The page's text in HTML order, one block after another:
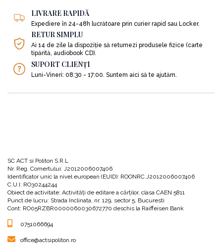
LIVRARE RAPIDĂ
Expediere în 24-48h lucrătoare prin curier rapid sau Locker.
RETUR SIMPLU
Ai 14 de zile la dispoziție să returnezi produsele fizice (carte
tipărită, audiobook CD).
SUPORT CLIENȚI
Luni-Vineri: 08:30 - 17:00. Suntem aici să te ajutăm.
SC ACT si Politon S.R.L
Nr. Reg. Comertului: J2012006007406
Identificator unic la nivel european (EUID): ROONRC.J2012006007406
C.U.I: RO30244244
Obiect de activitate: Activităţi de editare a cărţilor, clasa CAEN 5811
Punct de lucru: Strada Inclinata, nr. 129, sector 5, Bucuresti
Cont: RO05RZBR0000060030672770 deschis la Raiffeisen Bank
0751066694
office@actsipoliton.ro